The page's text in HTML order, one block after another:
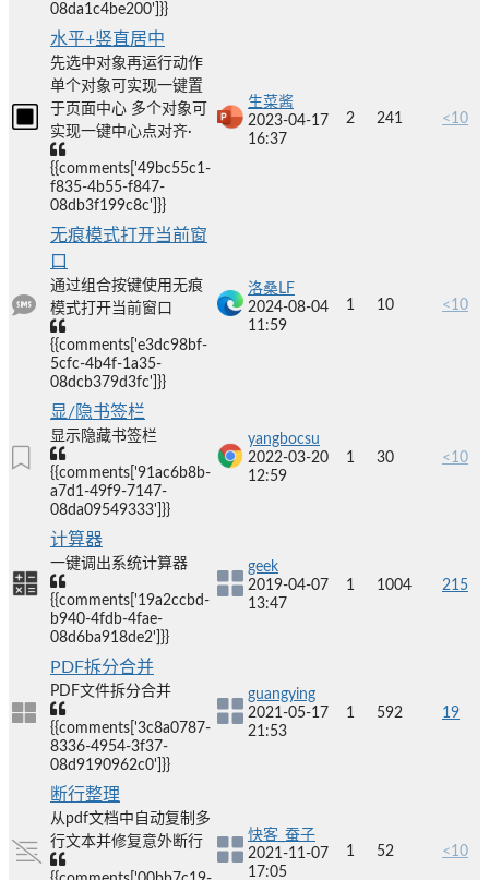
08da1c4be200']}}
水平+竖直居中
先选中对象再运行动作
单个对象可实现一键置
于页面中心 多个对象可
实现一键中心点对齐·
{{comments['49bc55c1-
f835-4b55-f847-
08db3f199c8c']}}
生菜酱
2023-04-17
16:37
2 241 <10
无痕模式打开当前窗
口
通过组合按键使用无痕
模式打开当前窗口
{{comments['e3dc98bf-
5cfc-4b4f-1a35-
08dcb379d3fc']}}
洛桑LF
2024-08-04
11:59
1 10 <10
显/隐书签栏
显示隐藏书签栏
{{comments['91ac6b8b-
a7d1-49f9-7147-
08da09549333']}}
yangbocsu
2022-03-20
12:59
1 30 <10
计算器
一键调出系统计算器
{{comments['19a2ccbd-
b940-4fdb-4fae-
08d6ba918de2']}}
geek
2019-04-07
13:47
1 1004 215
PDF拆分合并
PDF文件拆分合并
{{comments['3c8a0787-
8336-4954-3f37-
08d9190962c0']}}
guangying
2021-05-17
21:53
1 592 19
断行整理
从pdf文档中自动复制多
行文本并修复意外断行
快客_蚕子
2021-11-07
17:05
1 52 <10